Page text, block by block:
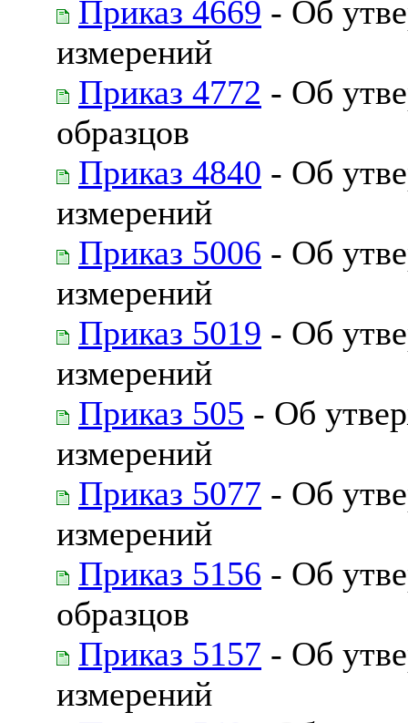
Приказ 4669 - Об
измерений
Приказ 4772 - Об
образцов
Приказ 4840 - Об
измерений
Приказ 5006 - Об
измерений
Приказ 5019 - Об
измерений
Приказ 505 - Об
измерений
Приказ 5077 - Об
измерений
Приказ 5156 - Об
образцов
Приказ 5157 - Об
измерений